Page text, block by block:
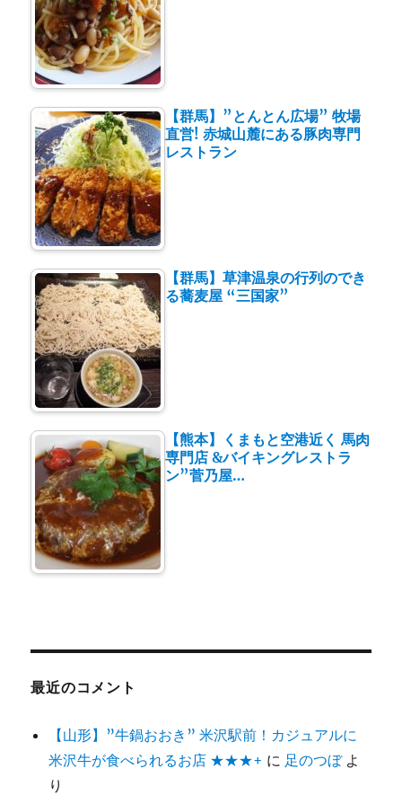
【群馬】”とんとん広場” 牧場
直営! 赤城山麓にある豚肉専門
レストラン
【群馬】草津温泉の行列のでき
る蕎麦屋 “三国家”
【熊本】くまもと空港近く 馬肉
専門店 &バイキングレストラ
ン”菅乃屋…
最近のコメント
【山形】”牛鍋おおき” 米沢駅前！カジュアルに
米沢牛が食べられるお店 ★★★+ に 足のつぼよ
り